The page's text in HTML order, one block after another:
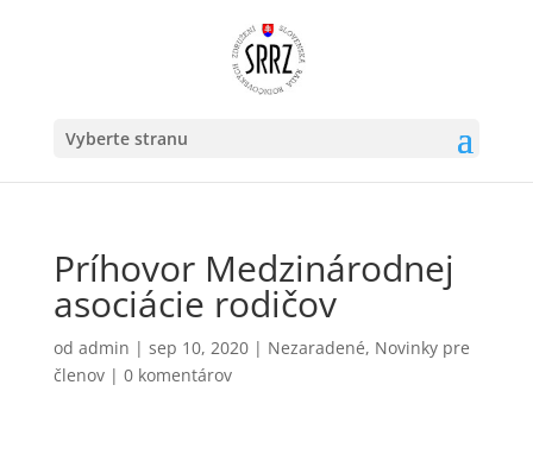
Vyberte stranu
Príhovor Medzinárodnej
asociácie rodičov
od admin | sep 10, 2020| Nezaradené, Novinky pre
členov| 0 komentárov